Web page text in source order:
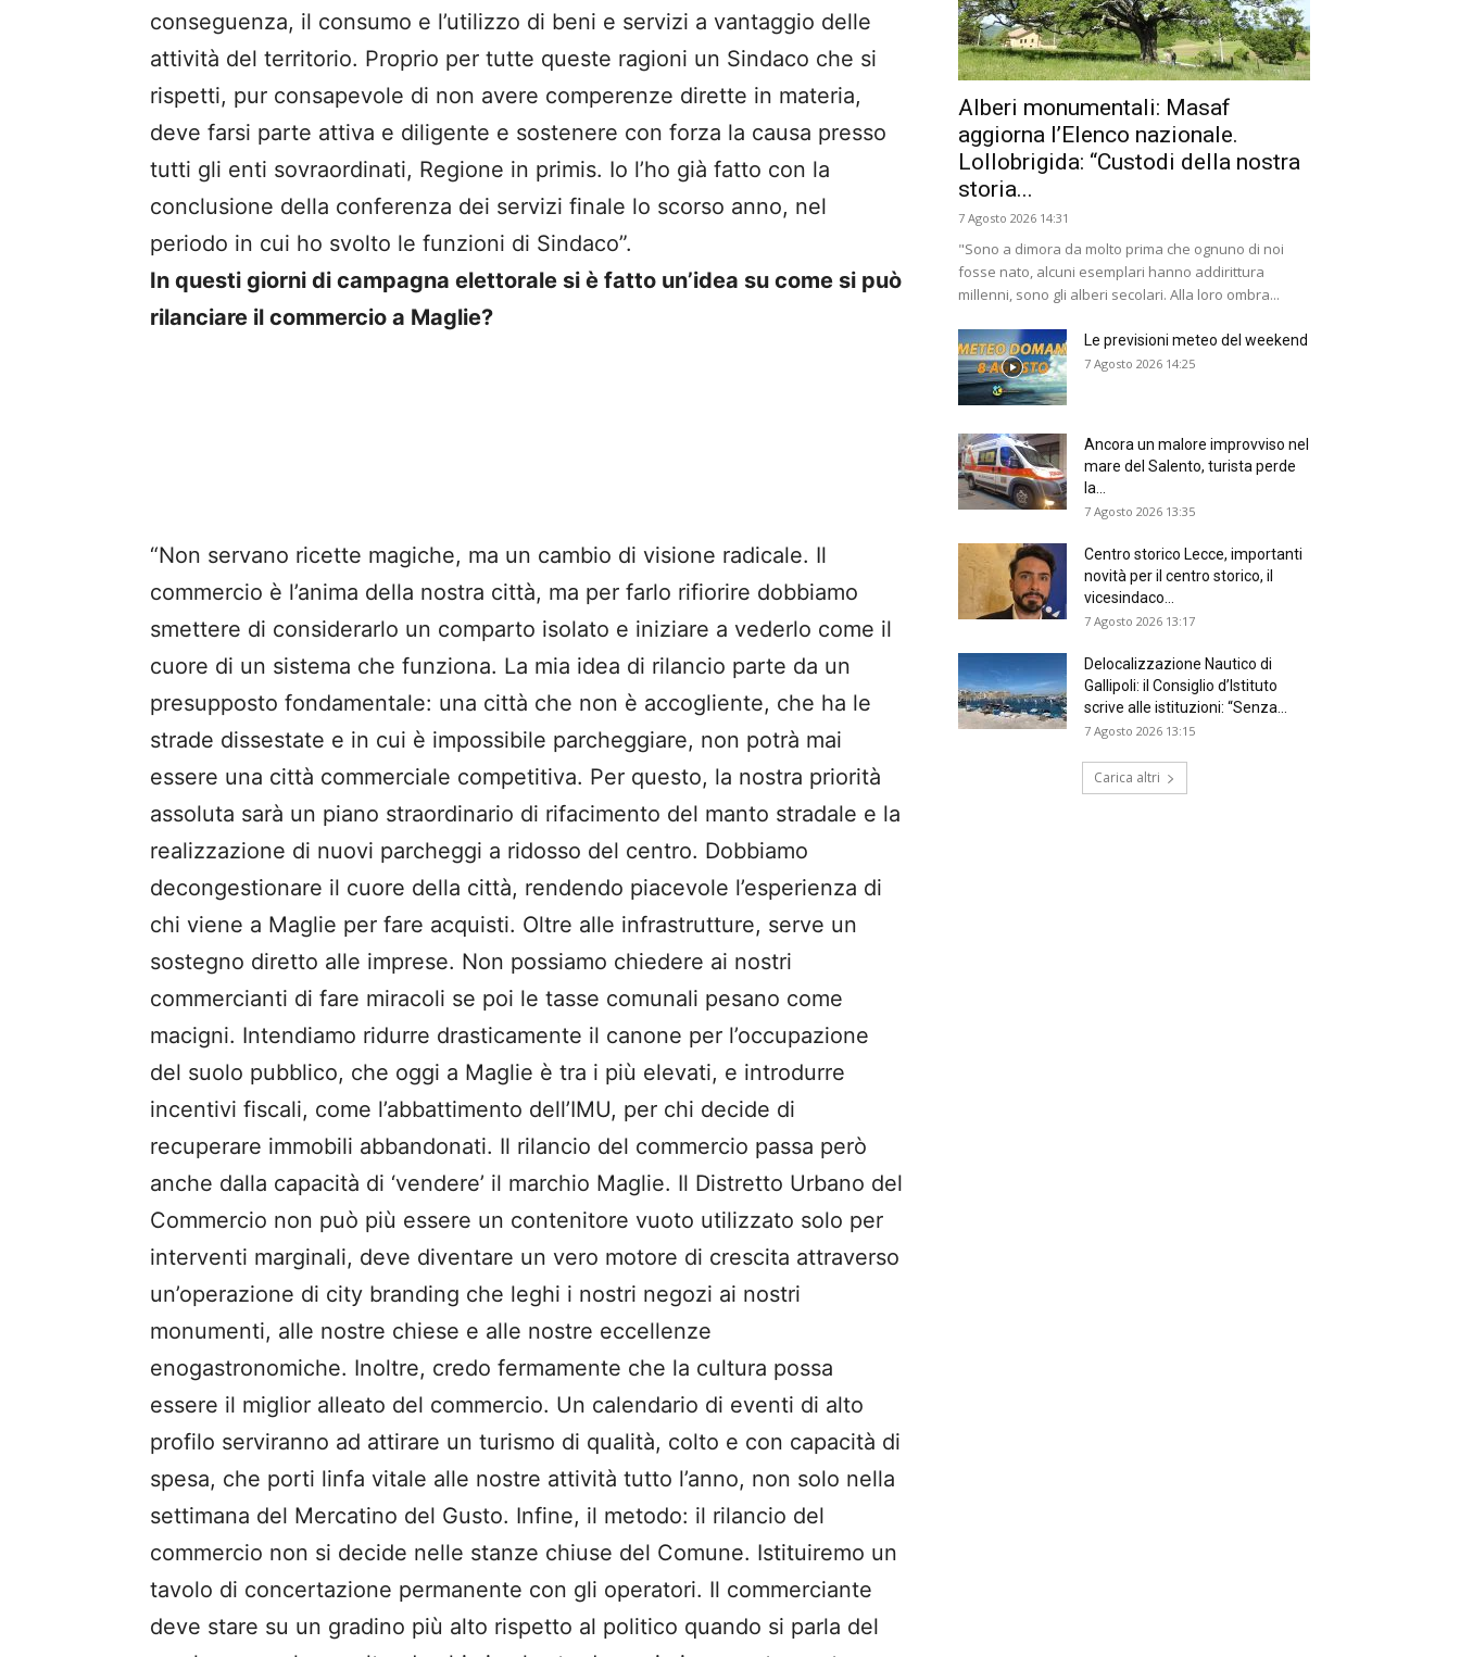
conseguenza, il consumo e l’utilizzo di beni e servizi a vantaggio delle
attività del territorio. Proprio per tutte queste ragioni un Sindaco che si
rispetti, pur consapevole di non avere comperenze dirette in materia,
deve farsi parte attiva e diligente e sostenere con forza la causa presso
tutti gli enti sovraordinati, Regione in primis. Io l’ho già fatto con la
conclusione della conferenza dei servizi finale lo scorso anno, nel
periodo in cui ho svolto le funzioni di Sindaco”.
In questi giorni di campagna elettorale si è fatto un’idea su come si può
rilanciare il commercio a Maglie?
“Non servano ricette magiche, ma un cambio di visione radicale. Il
commercio è l’anima della nostra città, ma per farlo rifiorire dobbiamo
smettere di considerarlo un comparto isolato e iniziare a vederlo come il
cuore di un sistema che funziona. La mia idea di rilancio parte da un
presupposto fondamentale: una città che non è accogliente, che ha le
strade dissestate e in cui è impossibile parcheggiare, non potrà mai
essere una città commerciale competitiva. Per questo, la nostra priorità
assoluta sarà un piano straordinario di rifacimento del manto stradale e la
realizzazione di nuovi parcheggi a ridosso del centro. Dobbiamo
decongestionare il cuore della città, rendendo piacevole l’esperienza di
chi viene a Maglie per fare acquisti. Oltre alle infrastrutture, serve un
sostegno diretto alle imprese. Non possiamo chiedere ai nostri
commercianti di fare miracoli se poi le tasse comunali pesano come
macigni. Intendiamo ridurre drasticamente il canone per l’occupazione
del suolo pubblico, che oggi a Maglie è tra i più elevati, e introdurre
incentivi fiscali, come l’abbattimento dell’IMU, per chi decide di
recuperare immobili abbandonati. Il rilancio del commercio passa però
anche dalla capacità di ‘vendere’ il marchio Maglie. Il Distretto Urbano del
Commercio non può più essere un contenitore vuoto utilizzato solo per
interventi marginali, deve diventare un vero motore di crescita attraverso
un’operazione di city branding che leghi i nostri negozi ai nostri
monumenti, alle nostre chiese e alle nostre eccellenze
enogastronomiche. Inoltre, credo fermamente che la cultura possa
essere il miglior alleato del commercio. Un calendario di eventi di alto
profilo serviranno ad attirare un turismo di qualità, colto e con capacità di
spesa, che porti linfa vitale alle nostre attività tutto l’anno, non solo nella
settimana del Mercatino del Gusto. Infine, il metodo: il rilancio del
commercio non si decide nelle stanze chiuse del Comune. Istituiremo un
tavolo di concertazione permanente con gli operatori. Il commerciante
deve stare su un gradino più alto rispetto al politico quando si parla del
Alberi monumentali: Masaf
aggiorna l’Elenco nazionale.
Lollobrigida: “Custodi della nostra
storia...
7 Agosto 2026 14:31
"Sono a dimora da molto prima che ognuno di noi
fosse nato, alcuni esemplari hanno addirittura
millenni, sono gli alberi secolari. Alla loro ombra...
Le previsioni meteo del weekend
7 Agosto 2026 14:25
Ancora un malore improvviso nel
mare del Salento, turista perde
la...
7 Agosto 2026 13:35
Centro storico Lecce, importanti
novità per il centro storico, il
vicesindaco...
7 Agosto 2026 13:17
Delocalizzazione Nautico di
Gallipoli: il Consiglio d’Istituto
scrive alle istituzioni: “Senza...
7 Agosto 2026 13:15
Carica altri